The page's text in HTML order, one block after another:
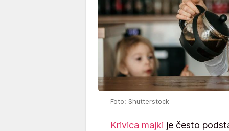
Foto: Shutterstock
Krivica majki je često